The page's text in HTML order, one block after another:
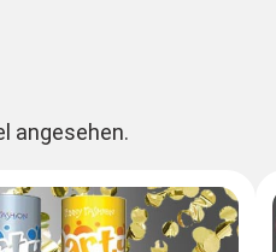
angesehen.